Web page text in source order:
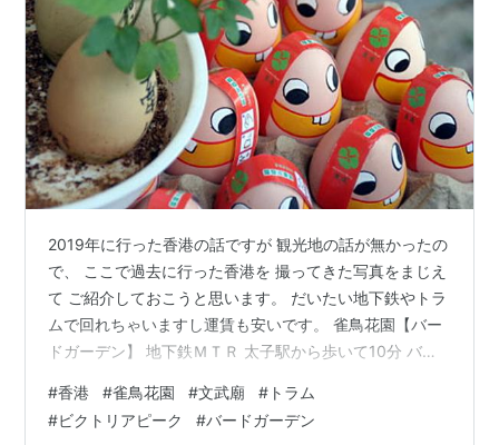
2019年に行った香港の話ですが 観光地の話が無かったの
で、 ここで過去に行った香港を 撮ってきた写真をまじえ
て ご紹介しておこうと思います。 だいたい地下鉄やトラ
ムで回れちゃいますし運賃も安いです。 雀鳥花園【バー
ドガーデン】 地下鉄ＭＴＲ 太子駅から歩いて10分 バー
きな方が多いそうで、 愛鳥家が自分の鳥を連れて集まる
楽園となっています。 大きい鳥の餌になる、元気なグラ
#香港 #雀鳥花園 #文武廟 # トラム
#ビクトリアピーク #バードガーデン